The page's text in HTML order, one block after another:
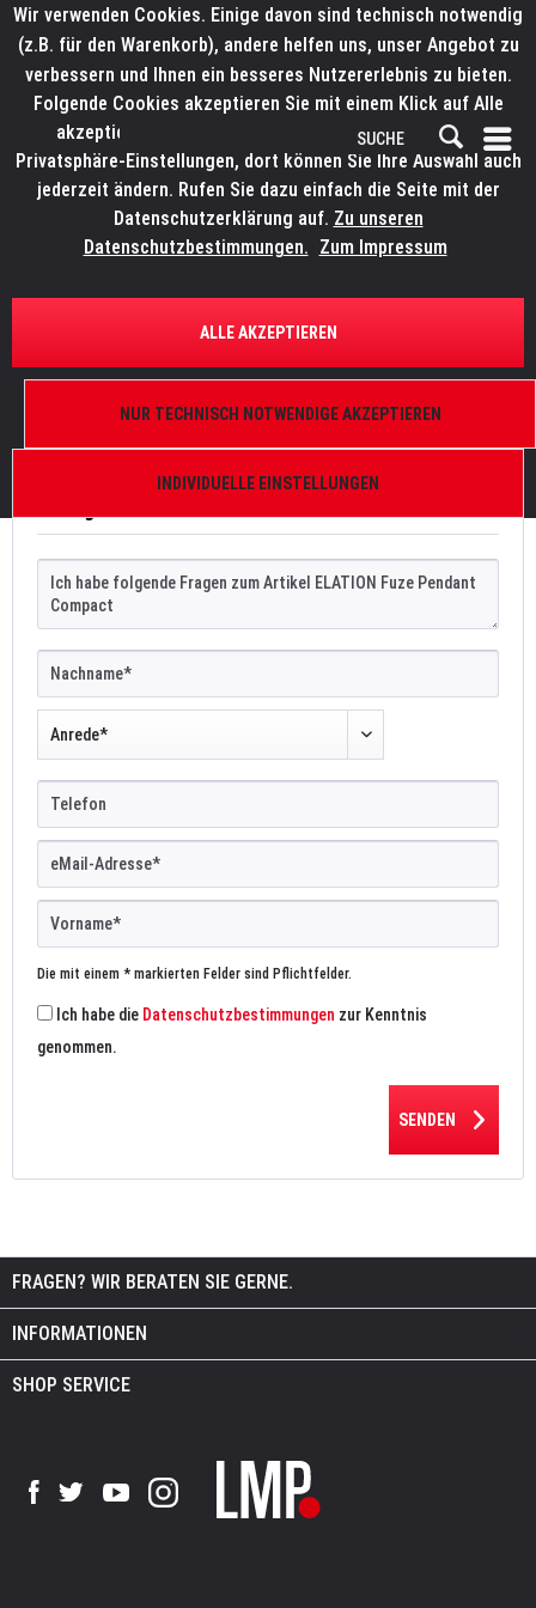
Anfrage-Formular
Anfrage-Formular
Die mit einem * markierten Felder sind Pflichtfelder.
Ich habe die Datenschutzbestimmungen zur Kenntnis
genommen.
SENDEN
FRAGEN? WIR BERATEN SIE GERNE.
INFORMATIONEN
SHOP SERVICE
Wir verwenden Cookies. Einige davon sind technisch notwendig
(z.B. für den Warenkorb), andere helfen uns, unser Angebot zu
verbessern und Ihnen ein besseres Nutzererlebnis zu bieten.
Folgende Cookies akzeptieren Sie mit einem Klick auf Alle
akzeptieren. Weitere Informationen finden Sie in den
Privatsphäre-Einstellungen, dort können Sie Ihre Auswahl auch
jederzeit ändern. Rufen Sie dazu einfach die Seite mit der
Datenschutzerklärung auf. Zu unseren
Datenschutzbestimmungen. Zum Impressum
INDIVIDUELLE EINSTELLUNGEN
NUR TECHNISCH NOTWENDIGE AKZEPTIEREN
ALLE AKZEPTIEREN